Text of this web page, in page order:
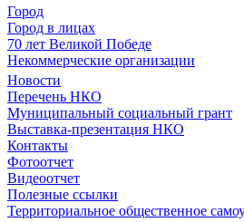
Город
Город в лицах
70 лет Великой Победе
Некоммерческие организации
Новости
Перечень НКО
Муниципальный социальный грант
Выставка-презентация НКО
Контакты
Фотоотчет
Видеоотчет
Полезные ссылки
Территориальное общественное